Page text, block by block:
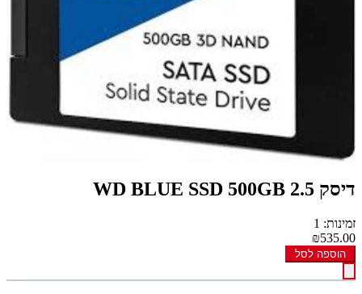
דיסק WD BLUE SSD 500GB 2.5
זמינות: 1
₪535.00
הוספה לסל